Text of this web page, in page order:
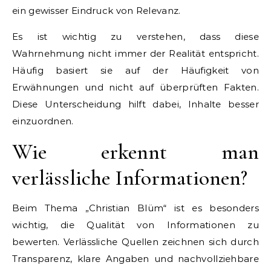
ein gewisser Eindruck von Relevanz.
Es ist wichtig zu verstehen, dass diese
Wahrnehmung nicht immer der Realität entspricht.
Häufig basiert sie auf der Häufigkeit von
Erwähnungen und nicht auf überprüften Fakten.
Diese Unterscheidung hilft dabei, Inhalte besser
einzuordnen.
Wie erkennt man
verlässliche Informationen?
Beim Thema „Christian Blüm“ ist es besonders
wichtig, die Qualität von Informationen zu
bewerten. Verlässliche Quellen zeichnen sich durch
Transparenz, klare Angaben und nachvollziehbare